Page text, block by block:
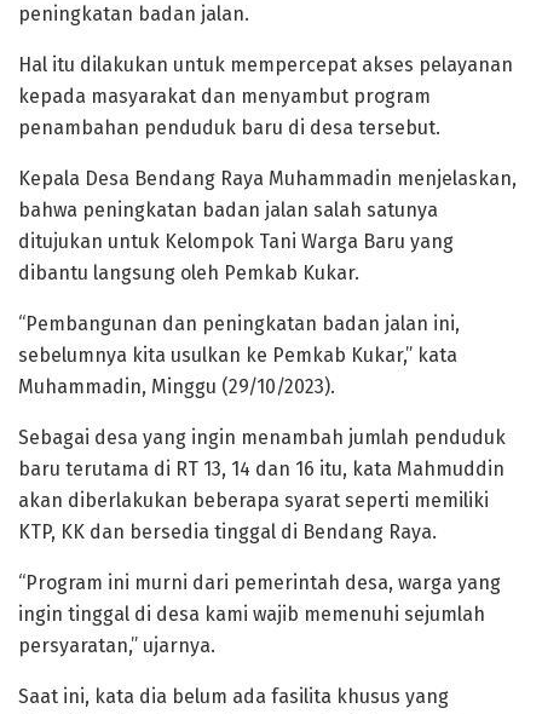
peningkatan badan jalan.
Hal itu dilakukan untuk mempercepat akses pelayanan
kepada masyarakat dan menyambut program
penambahan penduduk baru di desa tersebut.
Kepala Desa Bendang Raya Muhammadin menjelaskan,
bahwa peningkatan badan jalan salah satunya
ditujukan untuk Kelompok Tani Warga Baru yang
dibantu langsung oleh Pemkab Kukar.
“Pembangunan dan peningkatan badan jalan ini,
sebelumnya kita usulkan ke Pemkab Kukar,” kata
Muhammadin, Minggu (29/10/2023).
Sebagai desa yang ingin menambah jumlah penduduk
baru terutama di RT 13, 14 dan 16 itu, kata Mahmuddin
akan diberlakukan beberapa syarat seperti memiliki
KTP, KK dan bersedia tinggal di Bendang Raya.
“Program ini murni dari pemerintah desa, warga yang
ingin tinggal di desa kami wajib memenuhi sejumlah
persyaratan,” ujarnya.
Saat ini, kata dia belum ada fasilita khusus yang